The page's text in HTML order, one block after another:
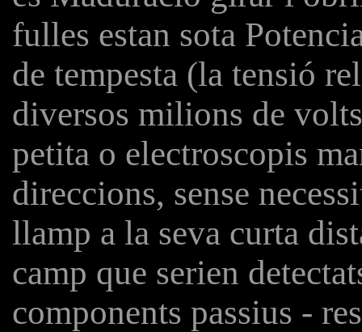
fulles estan sota
de tempesta (la tensió
diversos milions de
petita o electroscopis
direccions, sense
llamp a la seva curta
camp que serien
components passius -